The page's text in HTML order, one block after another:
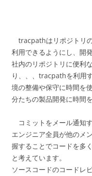
tracpathはリポジトリ
利用できるようにし、開
社内のリポジトリに便利
り、、、tracpathを利用
境の整備や保守に時間を
分たちの製品開発に時間
コミットをメール通知
エンジニア全員が他のメ
握することでコードを多
と考えています。
ソースコードのコードレ